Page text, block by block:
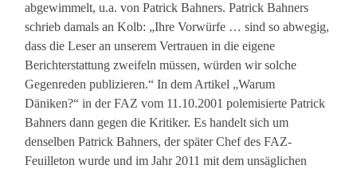
abgewimmelt, u.a. von Patrick Bahners. Patrick Bahners
schrieb damals an Kolb: „Ihre Vorwürfe … sind so abwegig,
dass die Leser an unserem Vertrauen in die eigene
Berichterstattung zweifeln müssen, würden wir solche
Gegenreden publizieren.“ In dem Artikel „Warum
Däniken?“ in der FAZ vom 11.10.2001 polemisierte Patrick
Bahners dann gegen die Kritiker. Es handelt sich um
denselben Patrick Bahners, der später Chef des FAZ-
Feuilleton wurde und im Jahr 2011 mit dem unsäglichen